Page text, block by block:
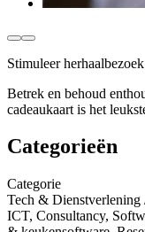
Stimuleer
Betrek en behoud
cadeaukaart is het
Categorieën
Categorie
Tech & Dienstverlening
ICT, Consultancy,